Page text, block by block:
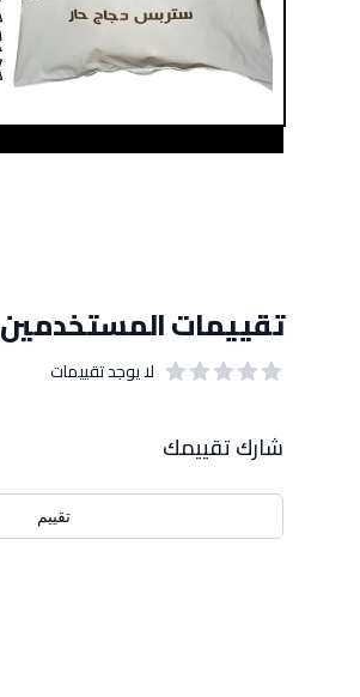
تقييمات المستخدمين
لا يوجد تقييمات
شارك تقييمك
تقييم